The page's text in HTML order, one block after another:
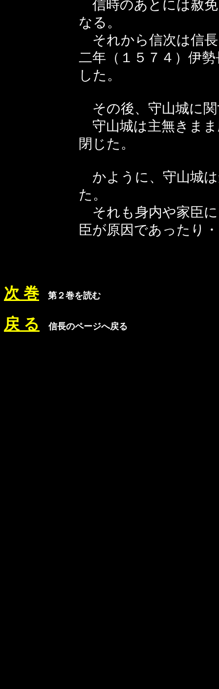
信時のあとには赦
なる。
それから信次は信
二年（１５７４）伊
した。
その後、守山城に
守山城は主無きま
閉じた。
かように、守山城
た。
それも身内や家臣
臣が原因であったり
次 巻第２巻を読む
戻 る 信長のページへ戻る